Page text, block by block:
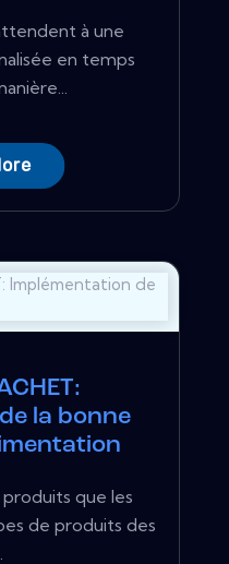
à une
en temps
la bonne
que les
de produits des